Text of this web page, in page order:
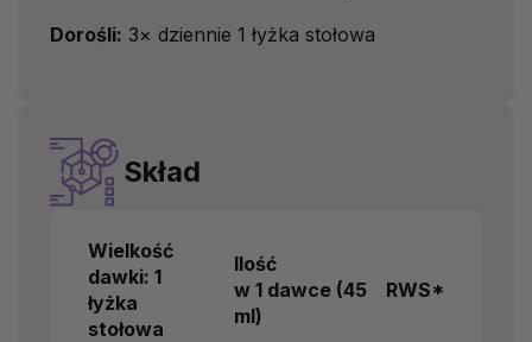
Dorośli: 3× dziennie 1 łyżka stołowa
Skład
Wielkość
dawki: 1
łyżka
stołowa
Ilość
w 1 dawce (45
ml)
RWS*